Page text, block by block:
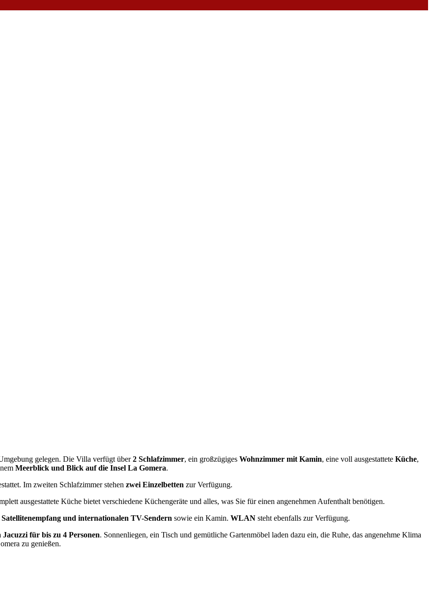
gelegen. Die Villa verfügt über2 Schlafzimmer, ein großzügiges Wohnzimmer mit Kamin, eine voll ausgestattete Küche,
Meerblick und Blick auf die Insel La Gomera.
Im zweiten Schlafzimmer stehen zwei Einzelbetten zur Verfügung.
ausgestattete Küche bietet verschiedene Küchengeräte und alles, was Sie für einen angenehmen Aufenthalt benötigen.
und internationalen TV-Sendern sowie ein Kamin. WLAN steht ebenfalls zur Verfügung.
für bis zu 4 Personen. Sonnenliegen, ein Tisch und gemütliche Gartenmöbel laden dazu ein, die Ruhe, das angenehme Klima
zu genießen.